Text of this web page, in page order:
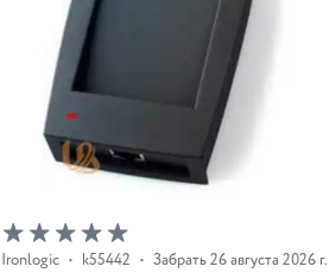
Ironlogic • k55442 • Забрать 26 августа 2026 г.